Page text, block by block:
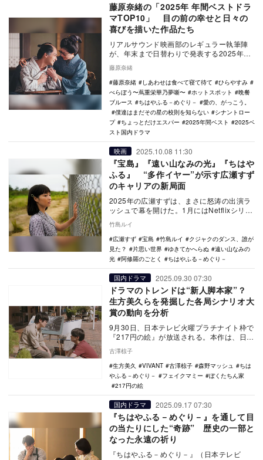
藤原奈緒の「2025年 年間ベストドラ
マTOP10」 目の前の幸せと日々の
喜びを描いた作品たち
リアルサウンド映画部のレギュラー執筆陣
が、年末まで日替わりで発表する2025年の
年間ベスト企画。映画、国内ドラマ、海外
ドラマ、ア…
藤原奈緒
藤原奈緒
しあわせは食べて寝て待て
ひらやすみ
べらぼう〜蔦重栄華乃夢噺〜
ホットスポット
晩餐
ブルース
ちはやふる－めぐり－
愛の、がっこう。
僕達はまだその星の校則を知らない
シナントロー
プ
ちょっとだけエスパー 2025年間ベスト
2025ベ
スト国内ドラマ
映画 2025.10.08 11:30
『宝島』『遠い山なみの光』『ちはや
ふる』 “多作イヤー”が示す広瀬すず
のキャリアの新局面
2025年の広瀬すずは、まさに怒涛の出演ラ
ッシュで幕を開けた。1月にはNetflixシリー
マ…
竹島ルイ
広瀬すず
宝島 竹島ルイ
クジャクのダンス、誰が
見た？
片思い世界 ゆきてかへらぬ
遠い山なみの
光
阿修羅のごとく ちはやふる－めぐり－
国内ドラマ 2025.09.30 07:30
ドラマのトレンドは“新人脚本家”？
生方美久らを発掘した各局シナリオ大
賞の動向を分析
9月30日、日本テレビ火曜プラチナイト枠で
『217円の絵』が放送される。本作は、日本
テ…
古澤椋子
生方美久
VIVANT 古澤椋子 森野マッシュ
ちは
やふる－めぐり－
フェイクマミー
ぼくたちん家
217円の絵
国内ドラマ 2025.09.17 07:30
『ちはやふる－めぐり－』を通して目
の当たりにした“奇跡” 歴史の一部と
なった永遠の祈り
『ちはやふる－めぐり－』（日本テレビ